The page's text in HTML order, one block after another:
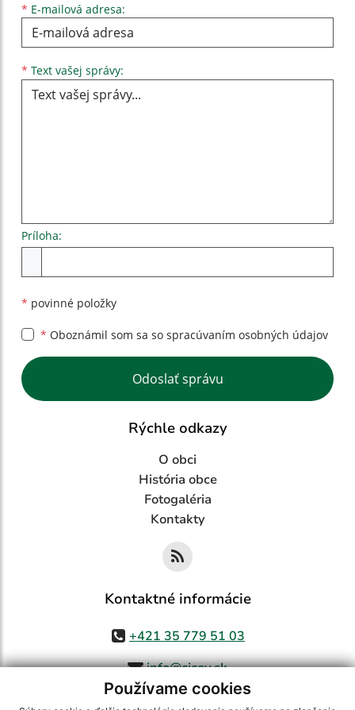
Používame cookies
* E-mailová adresa:
* Text vašej správy:
Príloha:
* povinné položky
* Oboznámil som sa so spracúvaním osobných údajov
Google reCaptcha Response
Odoslať správu
Rýchle odkazy
O obci
História obce
Fotogaléria
Kontakty
Kontaktné informácie
+421 35 779 51 03
info@cicov.sk